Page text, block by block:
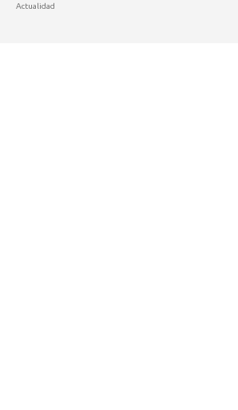
Actualidad